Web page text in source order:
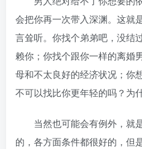
会把你再一次带入深渊。这就
言耸听。你找个弟弟吧，没结
赖你；你找个跟你一样的离婚
母和不太良好的经济状况；你
不可以找比你更年轻的吗？为
当然也可能会有例外，就
的，各方面条件都很好的，但